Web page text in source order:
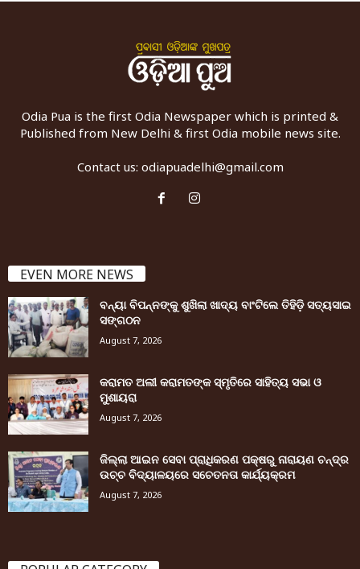
Odia Pua is the first Odia Newspaper which is printed &
Published from New Delhi & first Odia mobile news site.
Contact us: odiapuadelhi@gmail.com
EVEN MORE NEWS
ବନ୍ୟା ବିପନ୍ନଙ୍କୁ ଶୁଖିଲା ଖାଦ୍ୟ ବାଂଟିଲେ ତିହିଡି଼ ସତ୍ୟସାଇ
ସଙ୍ଗଠନ
August 7, 2026
କରାମତ ଅଲୀ କରାମତଙ୍କ ସ୍ମୃତିରେ ସାହିତ୍ୟ ସଭା ଓ
ମୁଶାୟରା
August 7, 2026
ଜିଲ୍ଲା ଆଇନ ସେବା ପ୍ରାଧିକରଣ ପକ୍ଷରୁ ନାରାୟଣ ଚନ୍ଦ୍ର
ଉଚ୍ଚ ବିଦ୍ୟାଳୟରେ ସଚେତନତା କାର୍ଯ୍ୟକ୍ରମ
August 7, 2026